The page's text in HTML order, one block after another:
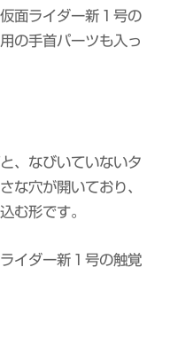
面ライダー新１号の
の手首パーツも入っ
、なびいていないタ
な穴が開いており、
む形です。
イダー新１号の触覚